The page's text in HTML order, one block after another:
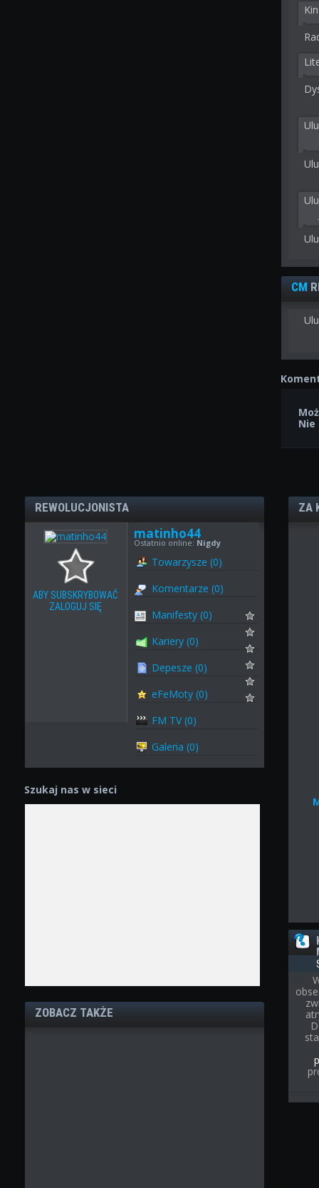
CM
REWOLUCJONISTA
ABY SUBSKRYBOWAĆ
ZALOGUJ SIĘ
matinho44
Ostatnio online: Nigdy
Towarzysze (0)
Komentarze (0)
Manifesty (0)
Kariery (0)
Depesze (0)
eFeMoty (0)
FM TV (0)
Galeria (0)
Szukaj nas w sieci
ZOBACZ TAKŻE
ZA